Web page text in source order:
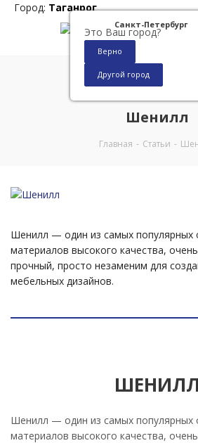
Санкт-Петербург
Это Ваш город?
Верно
Другой город
Город: Таганрог
Шенилл
Главная - Статьи -
Шенилл — один из самых популярных
материалов высокого качества,
прочный, просто незаменим для
мебельных дизайнов.
ШЕНИЛЛ
Шенилл — один из самых популярных
материалов высокого качества,